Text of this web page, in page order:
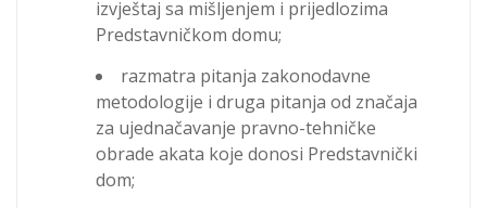
izvještaj sa mišljenjem i prijedlozima
Predstavničkom domu;
razmatra pitanja zakonodavne
metodologije i druga pitanja od značaja
za ujednačavanje pravno-tehničke
obrade akata koje donosi Predstavnički
dom;